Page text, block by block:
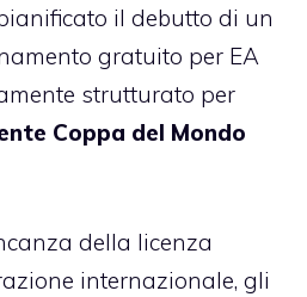
il debutto di un
gratuito per EA
strutturato per
Coppa del Mondo
della licenza
internazionale, gli